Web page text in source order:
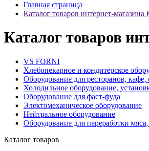
Главная страница
Каталог товаров интернет-
Каталог товаров
VS FORNI
Хлебопекарное и кондитерское
Оборудование для ресторанов, кафе,
Холодильное оборудование,
Оборудование для фаст-фуда
Электомеханическое оборудование
Нейтральное оборудование
Оборудование для переработки
Каталог товаров